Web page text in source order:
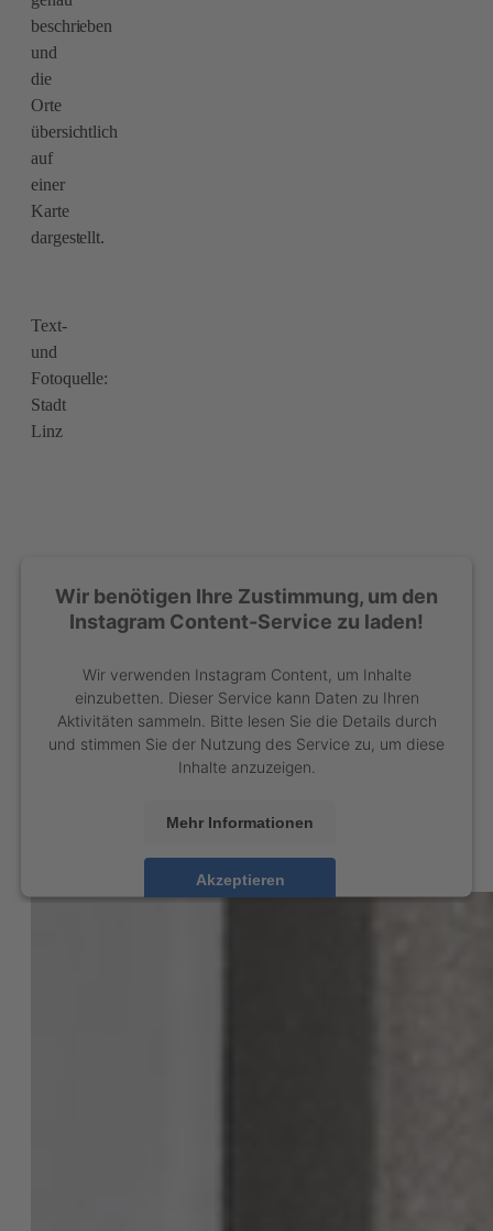
beschrieben
und
die
Orte
übersichtlich
auf
einer
Karte
dargestellt.
Text-
und
Fotoquelle:
Stadt
Linz
Wir benötigen Ihre Zustimmung, um den
Instagram Content-Service zu laden!
Wir verwenden Instagram Content, um Inhalte
einzubetten. Dieser Service kann Daten zu Ihren
Aktivitäten sammeln. Bitte lesen Sie die Details durch
und stimmen Sie der Nutzung des Service zu, um diese
Inhalte anzuzeigen.
Mehr Informationen
Akzeptieren